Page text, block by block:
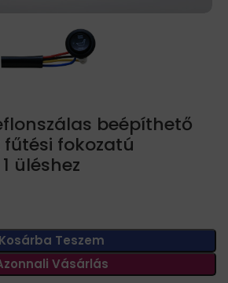
beépíthető
fokozatú
üléshez
Kosárba Teszem
Vásárlás